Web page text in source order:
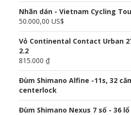
Nhãn dán - Vietnam Cycling
50.000,00 US$
Vỏ Continental Contact Urban
2.2
815.000 ₫
Đùm Shimano Alfine -11s, 32
centerlock
Đùm Shimano Nexus 7 số - 36 lổ